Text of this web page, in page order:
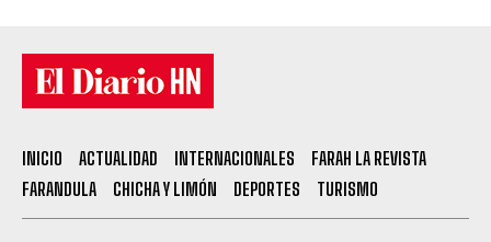
INICIO ACTUALIDAD INTERNACIONALES
FARAH LA REVISTA
FARANDULA
CHICHA Y LIMÓN DEPORTES TURISMO